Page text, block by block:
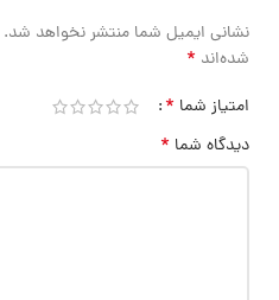
نشانی ایمیل شما منتشر نخواهد شد.
شده‌اند *
امتیاز شما *
دیدگاه شما *